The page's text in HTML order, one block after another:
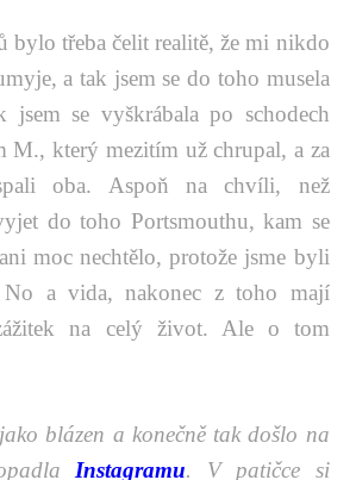
bylo třeba čelit realitě, že mi nikdo
a tak jsem se do toho musela
jsem se vyškrábala po schodech
M., který mezitím už chrupal, a za
oba. Aspoň na chvíli, než
do toho Portsmouthu, kam se
moc nechtělo, protože jsme byli
a vida, nakonec z toho mají
na celý život. Ale o tom
blázen a konečně tak došlo na
Instagramu. V patičce si